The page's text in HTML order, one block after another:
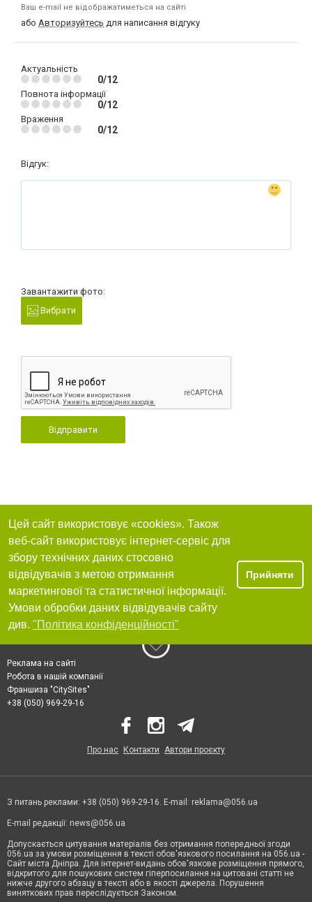
Ваш e-mail не відображатиметься на сайті
або Авторизуйтесь для написання відгуку
Актуальність
0/12
Повнота інформації
0/12
Враження
0/12
Відгук:
Завантажити фото:
Вибрати
Відправити
Цей сайт використовує «cookies». Також
веб-сайт використовує інтернет-сервіс для
збору технічних даних стосовно
відвідувачів з метою отримання
маркетингової та статистичної інформації.
Умови обробки даних відвідувачів сайту
див. "Політика конфіденційності"
Прийняти
Реклама на сайті
Робота в нашій компанії
Франшиза "CitySites"
+38 (050) 969-29-16
Про нас Контакти Автори проєкту
З питань реклами: +38 (050) 969-29-16. E-mail: reklama@056.ua
E-mail редакції: news@056.ua
Допускається цитування матеріалів без отримання попередньої згоди
056.ua за умови розміщення в тексті обов'язкового посилання на 056.ua -
Сайт міста Дніпра. Для інтернет-видань обов'язкове розміщення прямого,
відкритого для пошукових систем гіперпосилання на цитовані статті не
нижче другого абзацу в тексті або в якості джерела. Порушення
виняткових прав переслідується Законом.